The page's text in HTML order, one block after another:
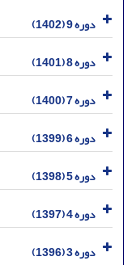
دوره 9 (1402)
دوره 8 (1401)
دوره 7 (1400)
دوره 6 (1399)
دوره 5 (1398)
دوره 4 (1397)
دوره 3 (1396)